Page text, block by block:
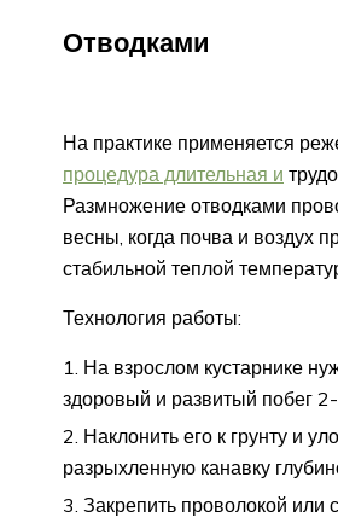
Отводками
На практике применяется
процедура длительная и
Размножение отводками
весны, когда почва и воздух
стабильной теплой
Технология работы:
На взрослом кустарнике
здоровый и развитый побег 2-
Наклонить его к грунту и
разрыхленную канавку
Закрепить проволокой или